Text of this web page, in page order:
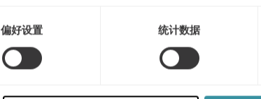
偏好设置 统计数据